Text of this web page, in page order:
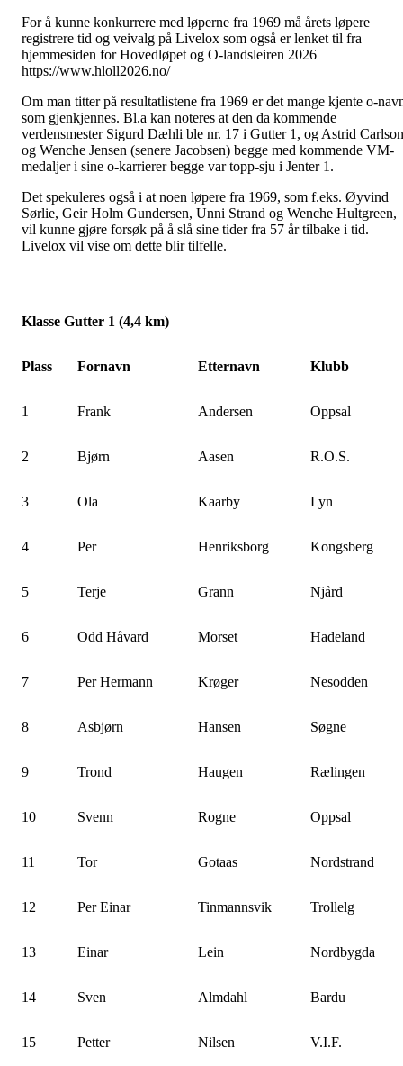
For å kunne konkurrere med løperne fra 1969 må årets løpere
registrere tid og veivalg på Livelox som også er lenket til fra
hjemmesiden for Hovedløpet og O-landsleiren 2026
https://www.hloll2026.no/
Om man titter på resultatlistene fra 1969 er det mange kjente o-
som gjenkjennes. Bl.a kan noteres at den da kommende
verdensmester Sigurd Dæhli ble nr. 17 i Gutter 1, og Astrid Carlson
og Wenche Jensen (senere Jacobsen) begge med kommende VM-
medaljer i sine o-karrierer begge var topp-sju i Jenter 1.
Det spekuleres også i at noen løpere fra 1969, som f.eks. Øyvind
Sørlie, Geir Holm Gundersen, Unni Strand og Wenche Hultgreen,
vil kunne gjøre forsøk på å slå sine tider fra 57 år tilbake i tid.
Livelox vil vise om dette blir tilfelle.
Klasse Gutter 1 (4,4 km)
Plass Fornavn Etternavn Klubb
1 Frank Andersen Oppsal
2 Bjørn Aasen R.O.S.
3 Ola Kaarby Lyn
4 Per Henriksborg Kongsberg
5 Terje Grann Njård
6 Odd Håvard Morset Hadeland
7 Per Hermann Krøger Nesodden
8 Asbjørn Hansen Søgne
9 Trond Haugen Rælingen
10 Svenn Rogne Oppsal
11 Tor Gotaas Nordstrand
12 Per Einar Tinmannsvik Trollelg
13 Einar Lein Nordbygda
14 Sven Almdahl Bardu
15 Petter Nilsen V.I.F.